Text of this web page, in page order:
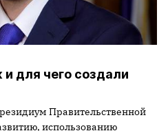
для чего создали
Правительственной
использованию